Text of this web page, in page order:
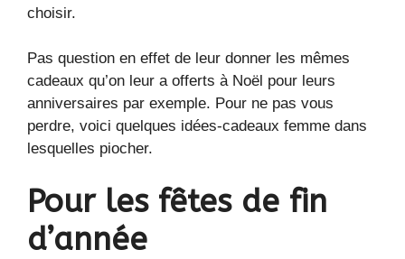
choisir.
Pas question en effet de leur donner les mêmes
cadeaux qu’on leur a offerts à Noël pour leurs
anniversaires par exemple. Pour ne pas vous
perdre, voici quelques idées-cadeaux femme dans
lesquelles piocher.
Pour les fêtes de fin
d’année